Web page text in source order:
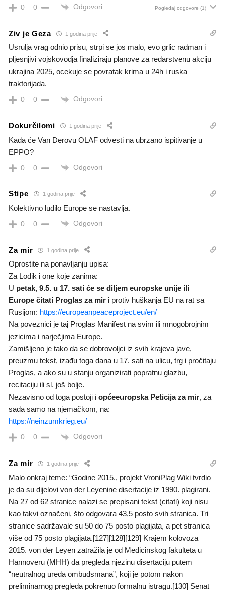
0 0 Odgovori Pogledaj odgovore (1)
Ziv je Geza 1 godina prije
Usrulja vrag odnio prisu, strpi se jos malo, evo grlic radman i
pljesnjivi vojskovodja finaliziraju planove za redarstvenu akciju
ukrajina 2025, ocekuje se povratak krima u 24h i ruska
traktorijada.
0 0 Odgovori
Dokurčilomi 1 godina prije
Kada će Van Derovu OLAF odvesti na ubrzano ispitivanje u
EPPO?
0 0 Odgovori
Stipe 1 godina prije
Kolektivno ludilo Europe se nastavlja.
0 0 Odgovori
Za mir 1 godina prije
Oprostite na ponavljanju upisa:
Za Lođik i one koje zanima:
U petak, 9.5. u 17. sati će se diljem europske unije ili
Europe čitati Proglas za mir i protiv huškanja EU na rat sa
Rusijom: https://europeanpeaceproject.eu/en/
Na poveznici je taj Proglas Manifest na svim ili mnogobrojnim
jezicima i narječjima Europe.
Zamišljeno je tako da se dobrovoljci iz svih krajeva jave,
preuzmu tekst, izađu toga dana u 17. sati na ulicu, trg i pročitaju
Proglas, a ako su u stanju organizirati popratnu glazbu,
recitaciju ili sl. još bolje.
Nezavisno od toga postoji i općeeuropska Peticija za mir, za
sada samo na njemačkom, na:
https://neinzumkrieg.eu/
0 0 Odgovori
Za mir 1 godina prije
Malo onkraj teme: “Godine 2015., projekt VroniPlag Wiki tvrdio
je da su dijelovi von der Leyenine disertacije iz 1990. plagirani.
Na 27 od 62 stranice nalazi se prepisani tekst (citati) koji nisu
kao takvi označeni, što odgovara 43,5 posto svih stranica. Tri
stranice sadržavale su 50 do 75 posto plagijata, a pet stranica
više od 75 posto plagijata.[127][128][129] Krajem kolovoza
2015. von der Leyen zatražila je od Medicinskog fakulteta u
Hannoveru (MHH) da pregleda njezinu disertaciju putem
“neutralnog ureda ombudsmana”, koji je potom nakon
preliminarnog pregleda pokrenuo formalnu istragu.[130] Senat